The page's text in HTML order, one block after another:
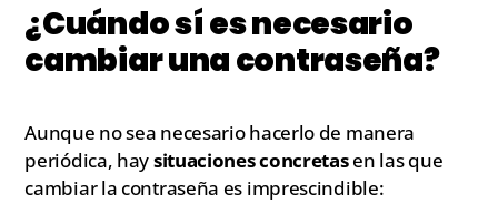
¿Cuándo sí es necesario
cambiar una contraseña?
Aunque no sea necesario hacerlo de manera
periódica, haysituaciones concretasen las que
cambiar la contraseña es imprescindible: